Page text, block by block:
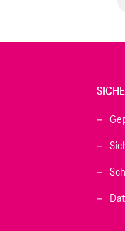
neuen Tab geöffnet)
neuen Tab geöffnet)